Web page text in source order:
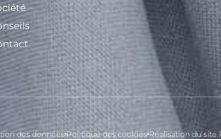
des données Politique des cookies Réalisation du site